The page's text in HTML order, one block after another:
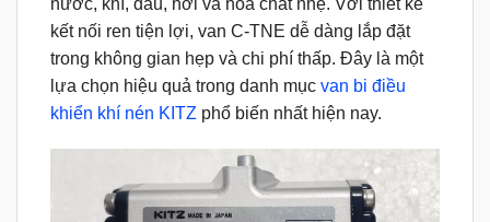
nước, khí, dầu, hơi và hóa chất nhẹ. Với thiết kế
kết nối ren tiện lợi, van C-TNE dễ dàng lắp đặt
trong không gian hẹp và chi phí thấp. Đây là một
lựa chọn hiệu quả trong danh mục van bi điều
khiển khí nén KITZ phổ biến nhất hiện nay.